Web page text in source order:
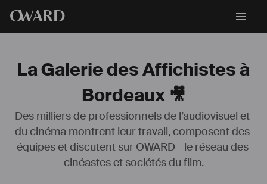
OWARD
La Galerie des Affichistes à
Bordeaux 🎥
Des milliers de professionnels de l’audiovisuel et
du cinéma montrent leur travail, composent des
équipes et discutent sur OWARD - le réseau des
cinéastes et sociétés du film.
Graphiste spécialisé dans la conception de key art, d'affiches de